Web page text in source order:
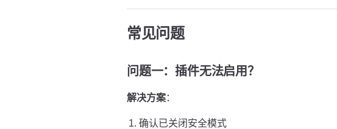
常见问题
问题一：插件无法启用？
解决方案：
确认已关闭安全模式